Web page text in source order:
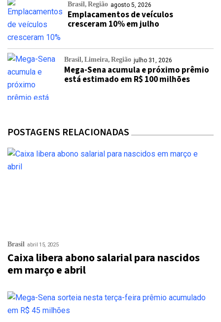
Brasil Região agosto 5, 2026
Emplacamentos de veículos
cresceram 10% em julho
Brasil Limeira Região julho 31, 2026
Mega-Sena acumula e próximo prêmio
está estimado em R$ 100 milhões
POSTAGENS RELACIONADAS
Brasil abril 15, 2025
Caixa libera abono salarial para nascidos
em março e abril